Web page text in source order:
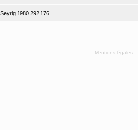
Seyrig.1980.292.176
Mentions légales